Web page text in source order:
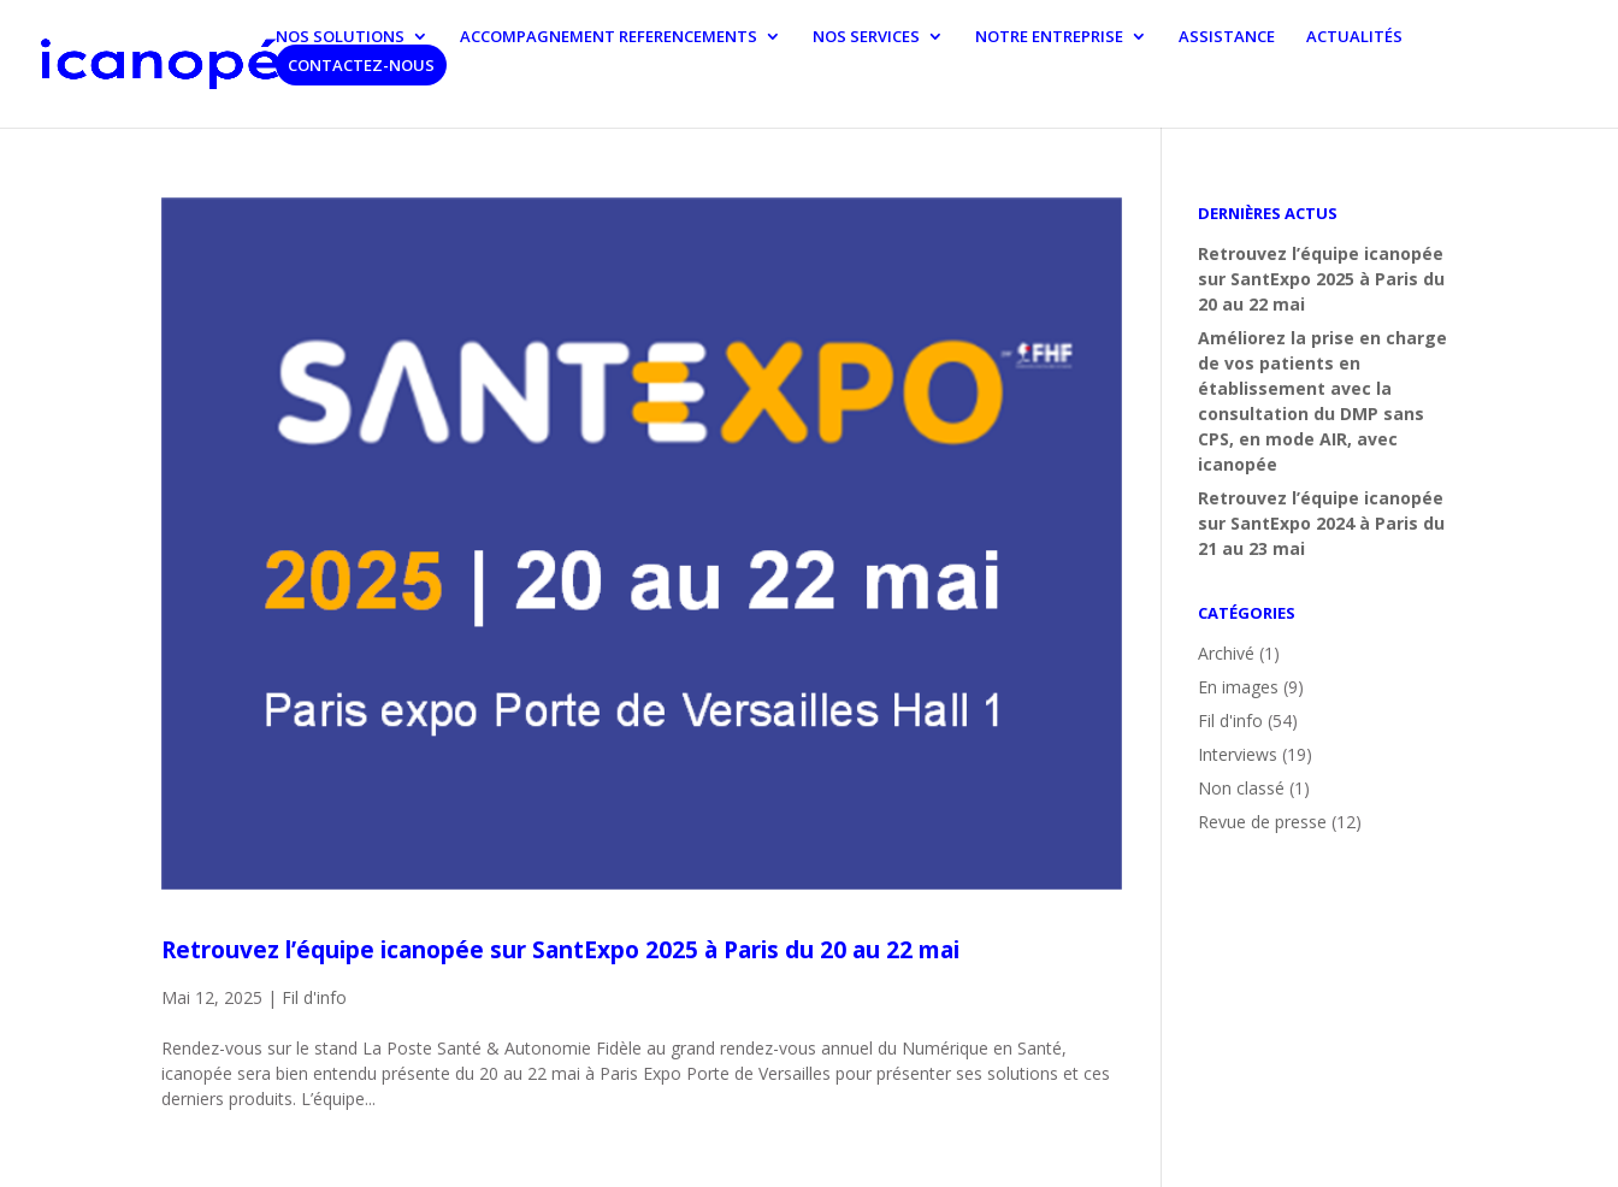
NOS SOLUTIONS ACCOMPAGNEMENT REFERENCEMENTS NOS SERVICES NOTRE ENTREPRISE ASSISTANCE
ACTUALITÉS
CONTACTEZ-NOUS
Retrouvez l’équipe icanopée sur SantExpo 2025 à Paris du 20 au 22 mai
Mai 12, 2025 | Fil d'info
Rendez-vous sur le stand La Poste Santé & Autonomie Fidèle au grand rendez-vous annuel du Numérique en Santé,
icanopée sera bien entendu présente du 20 au 22 mai à Paris Expo Porte de Versailles pour présenter ses solutions et ces
derniers produits. L’équipe...
DERNIÈRES ACTUS
Retrouvez l’équipe icanopée
sur SantExpo 2025 à Paris du
20 au 22 mai
Améliorez la prise en charge
de vos patients en
établissement avec la
consultation du DMP sans
CPS, en mode AIR, avec
icanopée
Retrouvez l’équipe icanopée
sur SantExpo 2024 à Paris du
21 au 23 mai
CATÉGORIES
Archivé (1)
En images (9)
Fil d'info (54)
Interviews (19)
Non classé (1)
Revue de presse (12)